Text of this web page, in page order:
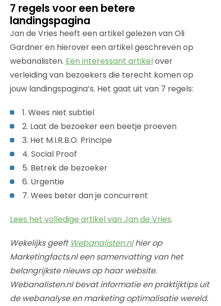
7 regels voor een betere
landingspagina
Jan de Vries heeft een artikel gelezen van Oli
Gardner en hierover een artikel geschreven op
webanalisten. Een interessant artikelover
verleiding van bezoekers die terecht komen op
jouw landingspagina’s. Het gaat uit van 7 regels:
1. Wees niet subtiel
2. Laat de bezoeker een beetje proeven
3. Het M.I.R.B.O. Principe
4. Social Proof
5. Betrek de bezoeker
6. Urgentie
7. Wees beter dan je concurrent
Lees het volledige artikel van Jan de Vries.
Wekelijks geeft Webanalisten.nlhier op
Marketingfacts.nl een samenvatting van het
belangrijkste nieuws op haar website.
Webanalisten.nl bevat informatie en praktijktips uit
de webanalyse en marketing optimalisatie wereld.